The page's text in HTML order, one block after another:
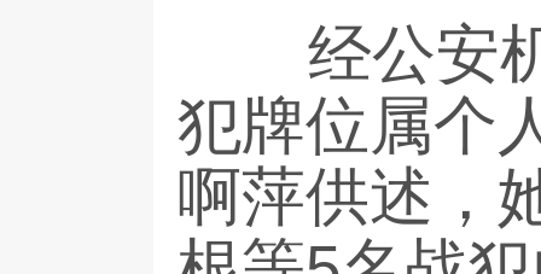
经公安机
犯牌位属个
啊萍供述，